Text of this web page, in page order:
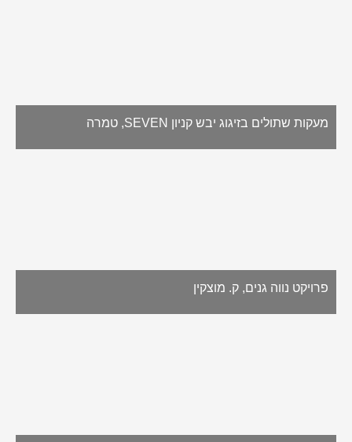
מעקות שתולים בזיגוג יבש קניון SEVEN, טמרה
פרויקט נווה גנים, ק. מוצקין